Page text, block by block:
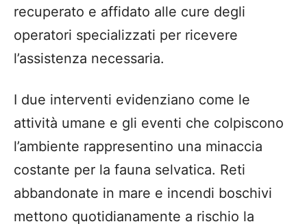
recuperato e affidato alle cure degli
operatori specializzati per ricevere
l’assistenza necessaria.
I due interventi evidenziano come le
attività umane e gli eventi che colpiscono
l’ambiente rappresentino una minaccia
costante per la fauna selvatica. Reti
abbandonate in mare e incendi boschivi
mettono quotidianamente a rischio la